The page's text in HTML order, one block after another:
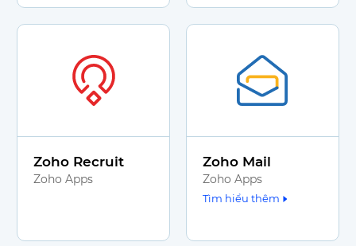
Zoho Recruit
Zoho Apps
Zoho Mail
Zoho Apps
Tìm hiểu thêm